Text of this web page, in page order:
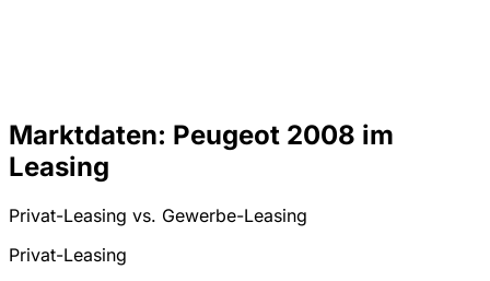
Marktdaten: Peugeot 2008 im
Leasing
Privat-Leasing vs. Gewerbe-Leasing
Privat-Leasing